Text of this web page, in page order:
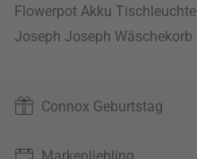
Flowerpot Akku Tischleuchte
Joseph Joseph Wäschekorb
Connox Geburtstag